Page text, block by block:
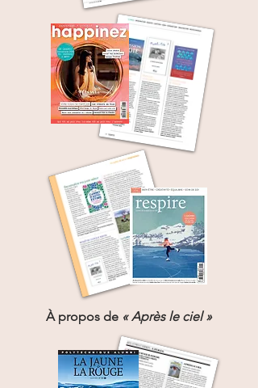
À propos de « Après le ciel »